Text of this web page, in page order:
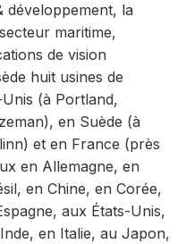
développement, la
maritime,
de vision
huit usines de
(à Portland,
en Suède (à
et en France (près
en Allemagne, en
en Chine, en Corée,
aux États-Unis,
en Italie, au Japon,